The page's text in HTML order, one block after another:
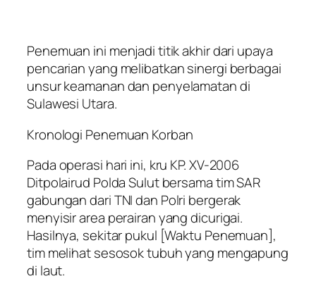
Penemuan ini menjadi titik akhir dari upaya
pencarian yang melibatkan sinergi berbagai
unsur keamanan dan penyelamatan di
Sulawesi Utara.
Kronologi Penemuan Korban
Pada operasi hari ini, kru KP. XV-2006
Ditpolairud Polda Sulut bersama tim SAR
gabungan dari TNI dan Polri bergerak
menyisir area perairan yang dicurigai.
Hasilnya, sekitar pukul [Waktu Penemuan],
tim melihat sesosok tubuh yang mengapung
di laut.